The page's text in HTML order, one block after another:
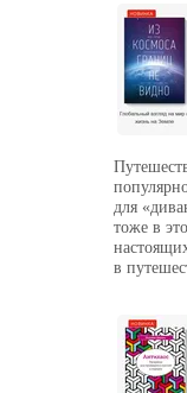
для
тоже в
в